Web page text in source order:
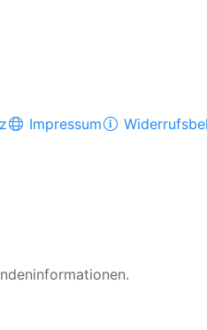
Impressum